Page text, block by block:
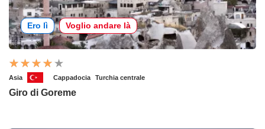
Ero lì Voglio andare là
Asia Cappadocia Turchia centrale
Giro di Goreme